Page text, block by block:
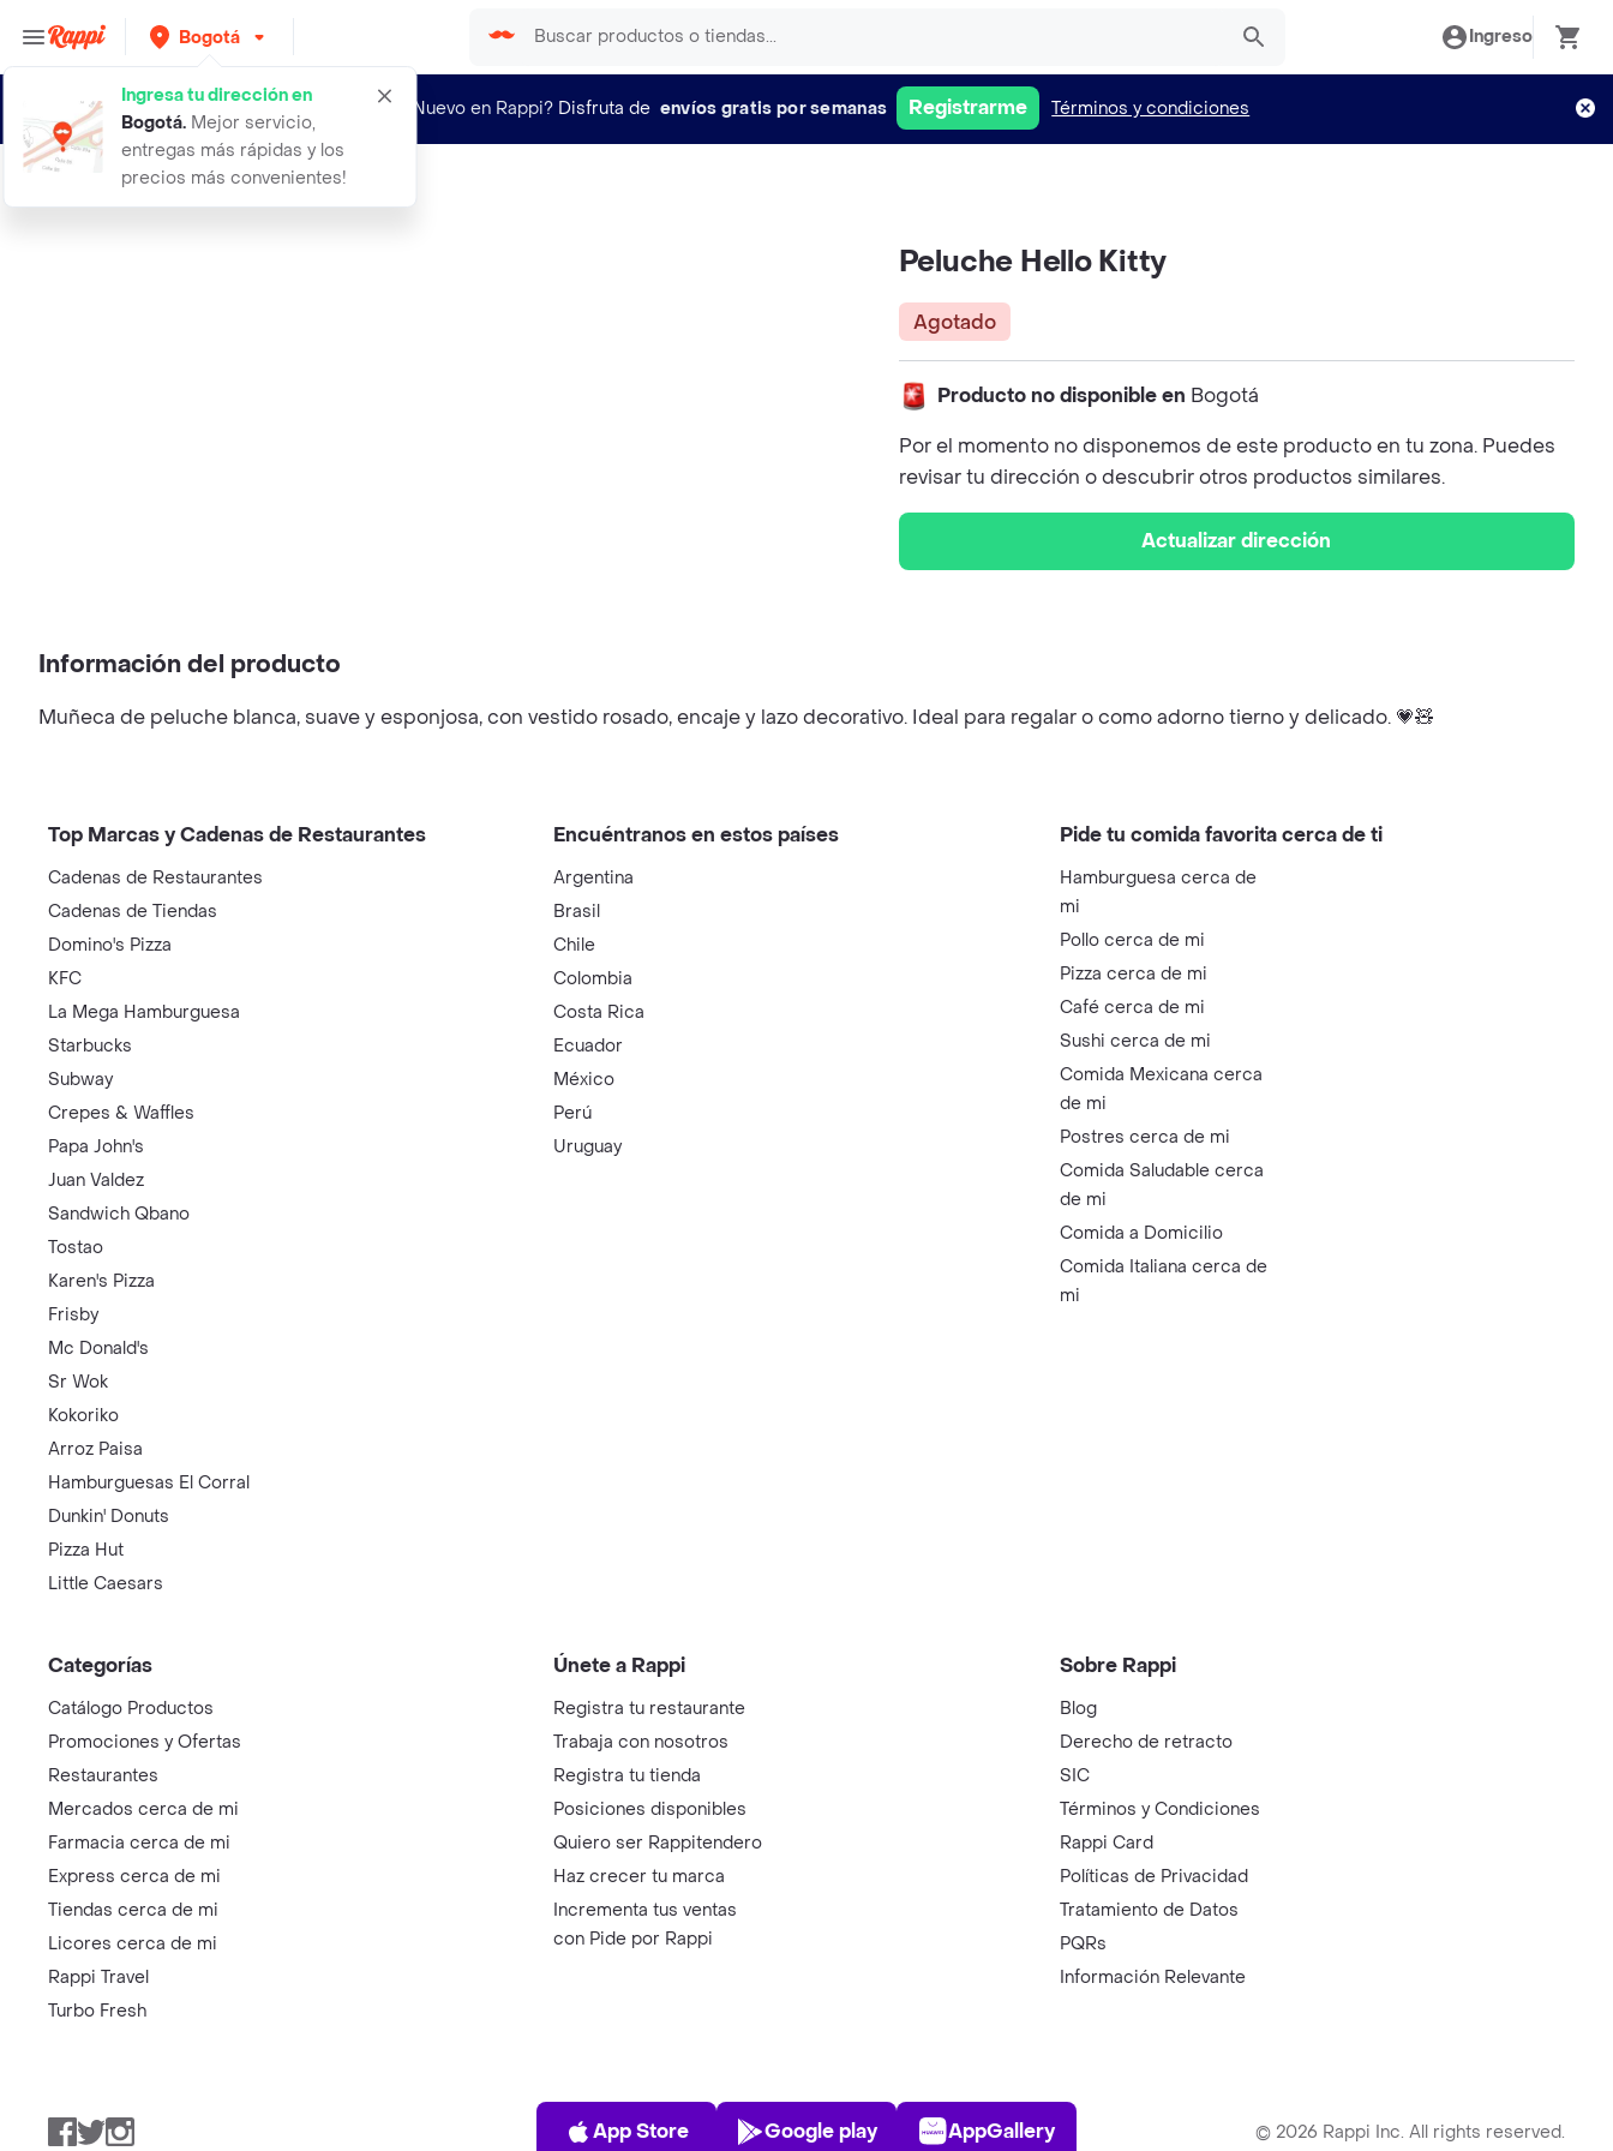
Bogotá
Ingresa tu dirección en
Bogotá. Mejor servicio,
entregas más rápidas y los
precios más convenientes!
Ingreso
¿Nuevo en Rappi? Disfruta de envíos gratis por semanas Registrarme Términos y condiciones
peluche hello kitty
Peluche Hello Kitty
Agotado
Producto no disponible en Bogotá
Por el momento no disponemos de este producto en tu zona. Puedes
revisar tu dirección o descubrir otros productos similares.
Actualizar dirección
Información del producto
Muñeca de peluche blanca, suave y esponjosa, con vestido rosado, encaje y lazo decorativo. Ideal para regalar o como adorno tierno y delicado. 💗🧸
Top Marcas y Cadenas de Restaurantes
Cadenas de Restaurantes
Cadenas de Tiendas
Domino's Pizza
KFC
La Mega Hamburguesa
Starbucks
Subway
Crepes & Waffles
Papa John's
Juan Valdez
Sandwich Qbano
Tostao
Karen's Pizza
Frisby
Mc Donald's
Sr Wok
Kokoriko
Arroz Paisa
Hamburguesas El Corral
Dunkin' Donuts
Pizza Hut
Little Caesars
Encuéntranos en estos países
Argentina
Brasil
Chile
Colombia
Costa Rica
Ecuador
México
Perú
Uruguay
Pide tu comida favorita cerca de ti
Hamburguesa cerca de
mi
Pollo cerca de mi
Pizza cerca de mi
Café cerca de mi
Sushi cerca de mi
Comida Mexicana cerca
de mi
Postres cerca de mi
Comida Saludable cerca
de mi
Comida a Domicilio
Comida Italiana cerca de
mi
Categorías
Catálogo Productos
Promociones y Ofertas
Restaurantes
Mercados cerca de mi
Farmacia cerca de mi
Express cerca de mi
Tiendas cerca de mi
Licores cerca de mi
Rappi Travel
Turbo Fresh
Únete a Rappi
Registra tu restaurante
Trabaja con nosotros
Registra tu tienda
Posiciones disponibles
Quiero ser Rappitendero
Haz crecer tu marca
Incrementa tus ventas
con Pide por Rappi
Sobre Rappi
Blog
Derecho de retracto
SIC
Términos y Condiciones
Rappi Card
Políticas de Privacidad
Tratamiento de Datos
PQRs
Información Relevante
Facebook
TwitterInstagram
App Store
App Store
Play Store
Google play
AppGallery
AppGallery © 2026 Rappi Inc. All rights reserved.